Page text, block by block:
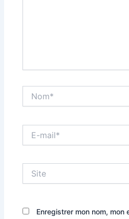
mail*
Enregistrer mon nom, mon